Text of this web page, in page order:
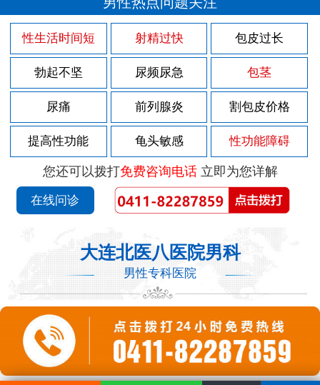
性生活时间短 射精过快 包皮过长
勃起不坚 尿频尿急 包茎
尿痛 前列腺炎 割包皮价格
提高性功能 龟头敏感 性功能障碍
您还可以拨打免费咨询电话立即为您详解
在线问诊
大连北医八医院男科
男性专科医院